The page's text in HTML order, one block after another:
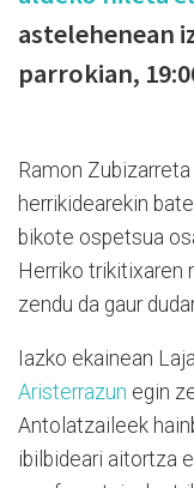
astelehenean
parrokian,
Ramon
herrikidearekin
bikote ospetsua
Herriko trikitixaren
zendu da gaur
Iazko ekainean
Aristerrazun egin
Antolatzaileek
ibilbideari aitortza